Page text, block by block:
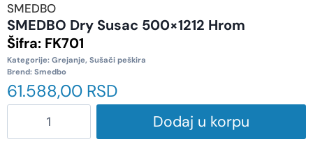
SMEDBO
SMEDBO Dry Susac 500×1212 Hrom
Šifra: FK701
Kategorije: Grejanje, Sušači peškira
Brend: Smedbo
61.588,00 RSD
Dodaj u korpu